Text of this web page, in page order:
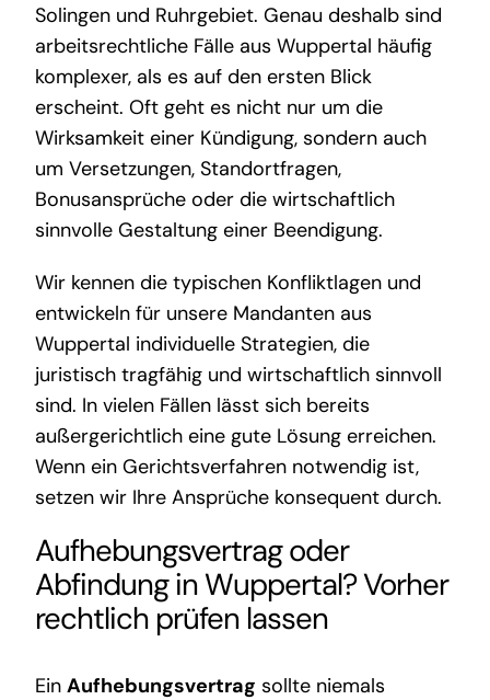
Solingen und Ruhrgebiet. Genau deshalb sind
arbeitsrechtliche Fälle aus Wuppertal häufig
komplexer, als es auf den ersten Blick
erscheint. Oft geht es nicht nur um die
Wirksamkeit einer Kündigung, sondern auch
um Versetzungen, Standortfragen,
Bonusansprüche oder die wirtschaftlich
sinnvolle Gestaltung einer Beendigung.
Wir kennen die typischen Konfliktlagen und
entwickeln für unsere Mandanten aus
Wuppertal individuelle Strategien, die
juristisch tragfähig und wirtschaftlich sinnvoll
sind. In vielen Fällen lässt sich bereits
außergerichtlich eine gute Lösung erreichen.
Wenn ein Gerichtsverfahren notwendig ist,
setzen wir Ihre Ansprüche konsequent durch.
Aufhebungsvertrag oder
Abfindung in Wuppertal? Vorher
rechtlich prüfen lassen
Ein Aufhebungsvertrag sollte niemals